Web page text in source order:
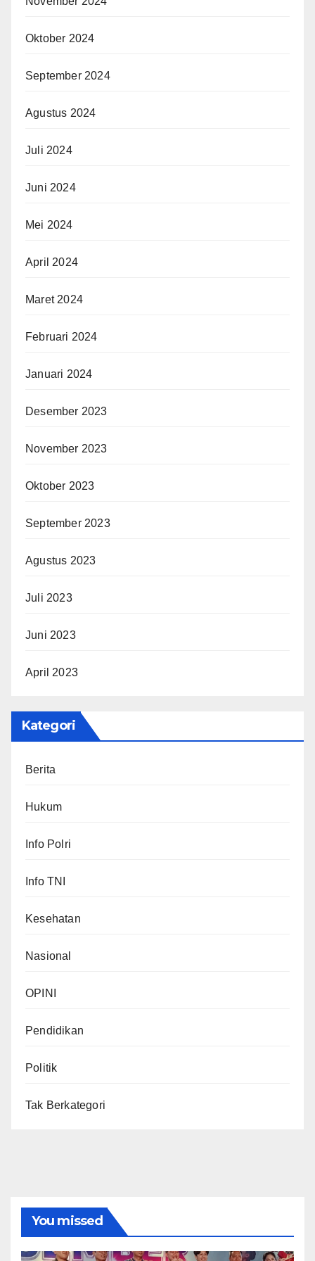
Oktober 2024
September 2024
Agustus 2024
Juli 2024
Juni 2024
Mei 2024
April 2024
Maret 2024
Februari 2024
Januari 2024
Desember 2023
November 2023
Oktober 2023
September 2023
Agustus 2023
Juli 2023
Juni 2023
April 2023
Kategori
Berita
Hukum
Info Polri
Info TNI
Kesehatan
Nasional
OPINI
Pendidikan
Politik
Tak Berkategori
You missed